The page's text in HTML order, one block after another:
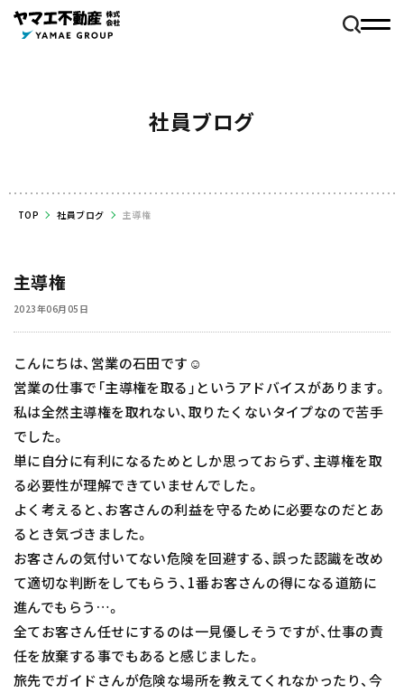
社員ブログ
TOP 社員ブログ 主導権
主導権
2023年06月05日
こんにちは、営業の石田です☺️
営業の仕事で「主導権を取る」というアドバイスがあります。
私は全然主導権を取れない、取りたくないタイプなので苦手
でした。
単に自分に有利になるためとしか思っておらず、主導権を取
る必要性が理解できていませんでした。
よく考えると、お客さんの利益を守るために必要なのだとあ
るとき気づきました。
お客さんの気付いてない危険を回避する、誤った認識を改め
て適切な判断をしてもらう、1番お客さんの得になる道筋に
進んでもらう…。
全てお客さん任せにするのは一見優しそうですが、仕事の責
任を放棄する事でもあると感じました。
旅先でガイドさんが危険な場所を教えてくれなかったり、今